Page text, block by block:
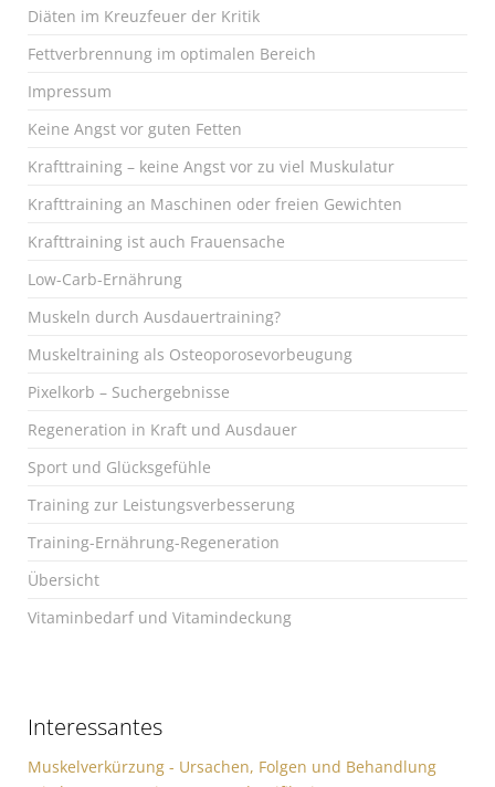
Diäten im Kreuzfeuer der Kritik
Fettverbrennung im optimalen Bereich
Impressum
Keine Angst vor guten Fetten
Krafttraining – keine Angst vor zu viel Muskulatur
Krafttraining an Maschinen oder freien Gewichten
Krafttraining ist auch Frauensache
Low-Carb-Ernährung
Muskeln durch Ausdauertraining?
Muskeltraining als Osteoporosevorbeugung
Pixelkorb – Suchergebnisse
Regeneration in Kraft und Ausdauer
Sport und Glücksgefühle
Training zur Leistungsverbesserung
Training-Ernährung-Regeneration
Übersicht
Vitaminbedarf und Vitamindeckung
Interessantes
Muskelverkürzung - Ursachen, Folgen und Behandlung